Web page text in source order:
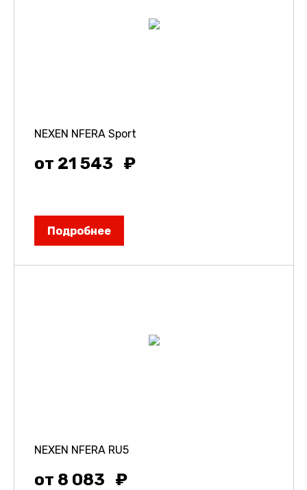
NEXEN NFERA Sport
от 21 543
Подробнее
NEXEN NFERA RU5
от 8 083